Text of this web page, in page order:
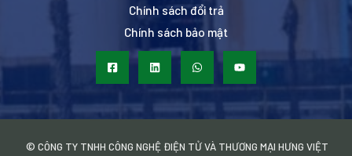
Chính sách đổi trả
Chính sách bảo mật
© CÔNG TY TNHH CÔNG NGHỆ ĐIỆN TỬ VÀ THƯƠNG MẠI HƯNG VIỆT